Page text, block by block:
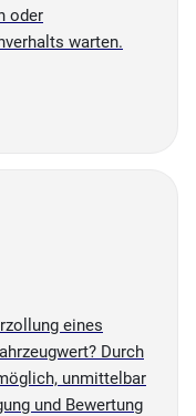
oder
warten.
eines
Durch
unmittelbar
und Bewertung